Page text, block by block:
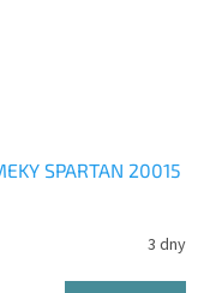
SPARTAN 20015
3 dny